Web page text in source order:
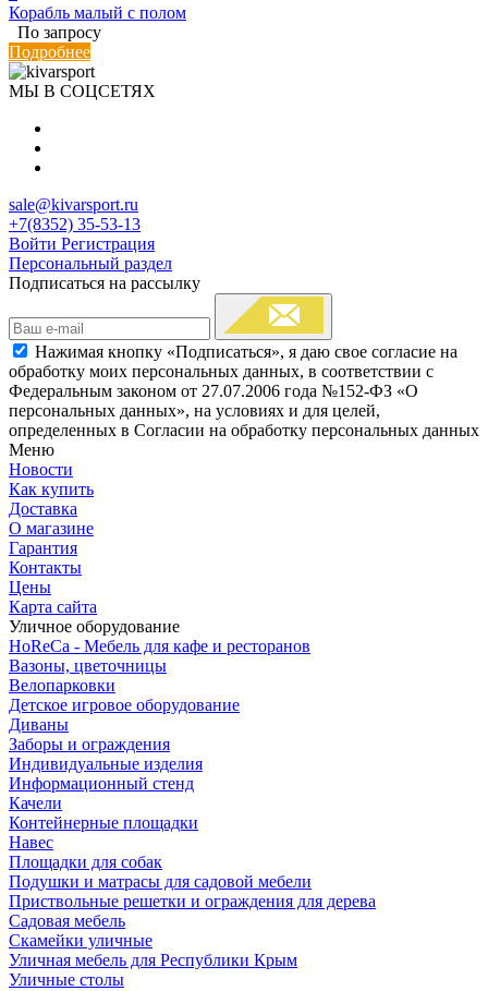
Корабль малый с полом
По запросу
Подробнее
МЫ В СОЦСЕТЯХ
sale@kivarsport.ru
+7(8352) 35-53-13
Войти Регистрация
Персональный раздел
Подписаться на рассылку
Нажимая кнопку «Подписаться», я даю свое согласие на
обработку моих персональных данных, в соответствии с
Федеральным законом от 27.07.2006 года №152-ФЗ «О
персональных данных», на условиях и для целей,
определенных в Согласии на обработку персональных данных
Меню
Новости
Как купить
Доставка
О магазине
Гарантия
Контакты
Цены
Карта сайта
Уличное оборудование
HoReCa - Мебель для кафе и ресторанов
Вазоны, цветочницы
Велопарковки
Детское игровое оборудование
Диваны
Заборы и ограждения
Индивидуальные изделия
Информационный стенд
Качели
Контейнерные площадки
Навес
Площадки для собак
Подушки и матрасы для садовой мебели
Приствольные решетки и ограждения для дерева
Садовая мебель
Скамейки уличные
Уличная мебель для Республики Крым
Уличные столы